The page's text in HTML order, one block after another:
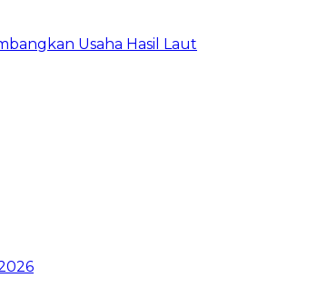
Usaha Hasil Laut